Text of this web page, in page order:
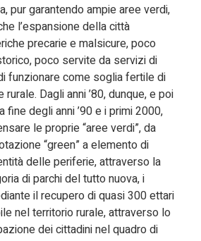
pur garantendo ampie aree verdi,
l’espansione della città
precarie e malsicure, poco
poco servite da servizi di
funzionare come soglia fertile di
Dagli anni ’80, dunque, e poi
degli anni ’90 e i primi 2000,
le proprie “aree verdi”, da
“green” a elemento di
delle periferie, attraverso la
di parchi del tutto nuova, i
il recupero di quasi 300 ettari
nel territorio rurale, attraverso lo
dei cittadini nel quadro di